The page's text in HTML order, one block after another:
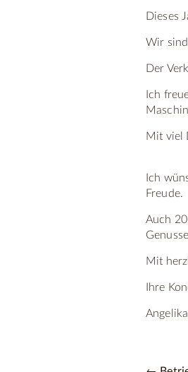
Dieses
Wir
Der
Ich
Mit viel
Ich
Freude.
Auch
Mit
Ihre